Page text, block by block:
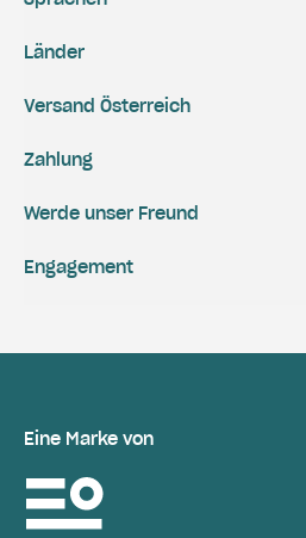
Versand Österreich
Zahlung
Engagement
Werde unser Freund
Länder
Eine Marke von